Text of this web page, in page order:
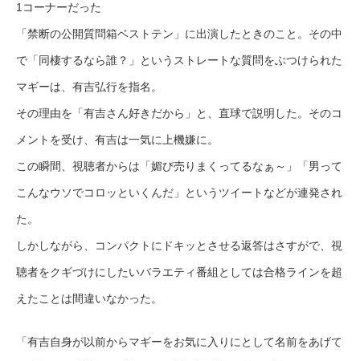
1コーナーだった
「禁断の公開質問箱ベストテン」に出演したときのこと。その中
で「同棲するなら誰？」というストレートな質問をぶつけられた
マギーは、有吉弘行を指名。
その理由を「有吉さん好きだから」と、直球で説明した。そのコ
メントを受け、有吉は一気に上機嫌に。
この瞬間、視聴者からは「媚び売りまくってるなぁ～」「男って
こんなウソでコロッといくんだ」というツイートなどが連発され
た。
しかしながら、コンパクトにドキッとさせる返答はさすがで、視
聴者をクギづけにしたいバラエティ番組としては合格ラインを超
えたことは間違いなかった。
「有吉自身が以前からマギーをお気に入りにとして名前をあげて